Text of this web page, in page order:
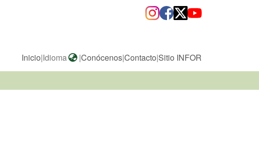
Inicio|Idioma |Conócenos|Contacto|Sitio INFOR